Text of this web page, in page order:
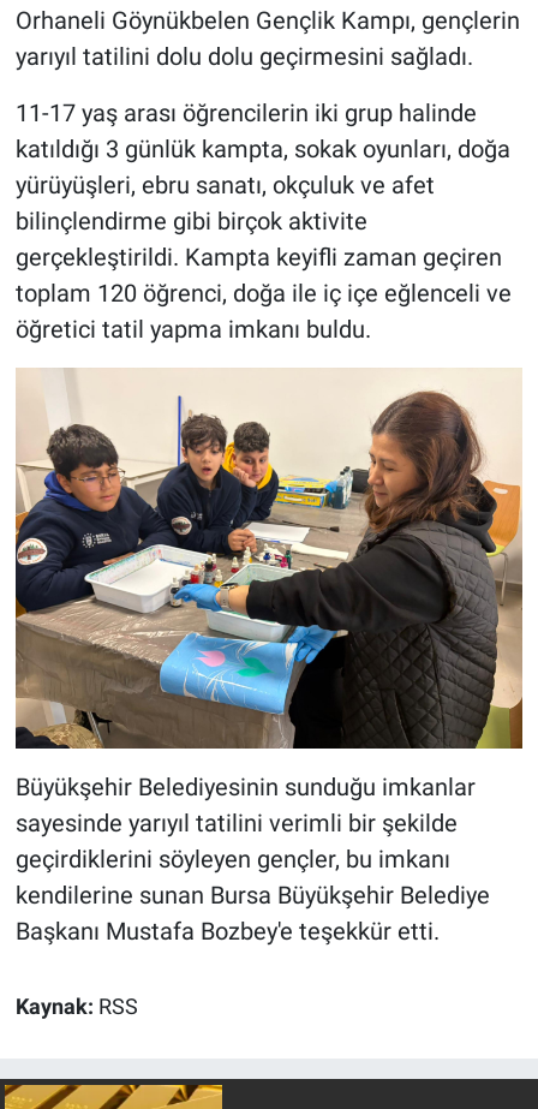
Orhaneli Göynükbelen Gençlik Kampı, gençlerin
yarıyıl tatilini dolu dolu geçirmesini sağladı.
11-17 yaş arası öğrencilerin iki grup halinde
katıldığı 3 günlük kampta, sokak oyunları, doğa
yürüyüşleri, ebru sanatı, okçuluk ve afet
bilinçlendirme gibi birçok aktivite
gerçekleştirildi. Kampta keyifli zaman geçiren
toplam 120 öğrenci, doğa ile iç içe eğlenceli ve
öğretici tatil yapma imkanı buldu.
Büyükşehir Belediyesinin sunduğu imkanlar
sayesinde yarıyıl tatilini verimli bir şekilde
geçirdiklerini söyleyen gençler, bu imkanı
kendilerine sunan Bursa Büyükşehir Belediye
Başkanı Mustafa Bozbey'e teşekkür etti.
Kaynak: RSS